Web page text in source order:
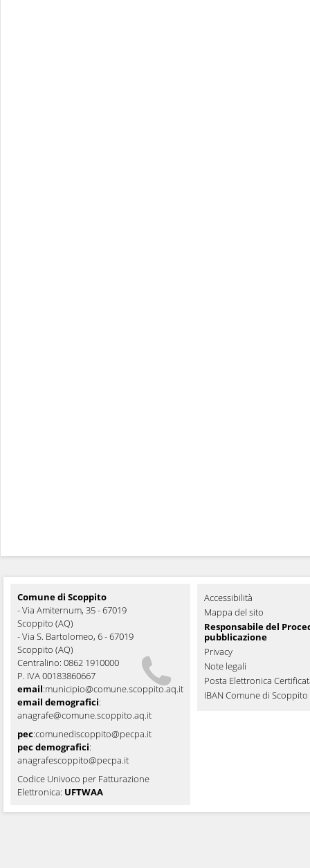
Comune di Scoppito
- Via Amiternum, 35 - 67019
Scoppito (AQ)
- Via S. Bartolomeo, 6 - 67019
Scoppito (AQ)
Centralino: 0862 1910000
P. IVA 00183860667
email:municipio@comune.scoppito.aq.it
email demografici:
anagrafe@comune.scoppito.aq.it
pec:comunediscoppito@pecpa.it
pec demografici:
anagrafescoppito@pecpa.it
Codice Univoco per Fatturazione
Elettronica: UFTWAA
Accessibilità
Mappa del sito
Responsabile del
pubblicazione
Privacy
Note legali
Posta Elettronica
IBAN Comune di Scoppito